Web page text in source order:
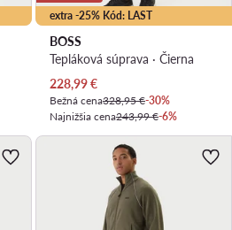
extra -25% Kód: LAST
BOSS
Tepláková súprava · Čierna
Aktuálna cena
228,99€
Bežná cena328,95 €-30%
Najnižšia cena243,99 €-6%